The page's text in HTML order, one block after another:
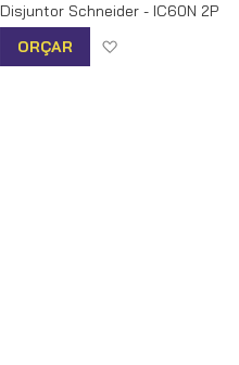
Disjuntor Schneider - IC60N 2P
ORÇAR